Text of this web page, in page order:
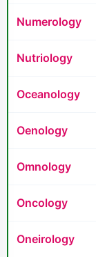
Numerology
Nutriology
Oceanology
Oenology
Omnology
Oncology
Oneirology